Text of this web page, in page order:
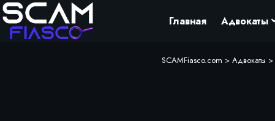
Главная Адвокаты
SCAMFiasco.com > Адвокаты >